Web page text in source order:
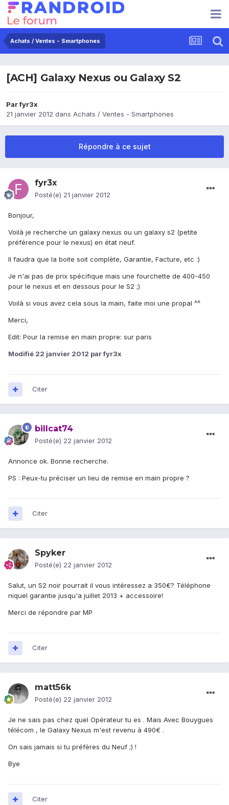
Achats / Ventes - Smartphones
[ACH] Galaxy Nexus ou Galaxy S2
Parfyr3x
21 janvier 2012 dans Achats / Ventes - Smartphones
Répondre à ce sujet
fyr3x
Posté(e) 21 janvier 2012
Bonjour,
Voilà je recherche un galaxy nexus ou un galaxy s2 (petite
préférence pour le nexus) en état neuf.
Il faudra que la boite soit complète, Garantie, Facture, etc :)
Je n'ai pas de prix spécifique mais une fourchette de 400-450
pour le nexus et en dessous pour le S2 ;)
Voilà si vous avez cela sous la main, faite moi une propal ^^
Merci,
Edit: Pour la remise en main propre: sur paris
Modifié 22 janvier 2012 par fyr3x
Citer
billcat74
Posté(e) 22 janvier 2012
Annonce ok. Bonne recherche.
PS : Peux-tu préciser un lieu de remise en main propre ?
Citer
Spyker
Posté(e) 22 janvier 2012
Salut, un S2 noir pourrait il vous intéressez a 350€? Téléphone
niquel garantie jusqu'a juillet 2013 + accessoire!
Merci de répondre par MP
Citer
matt56k
Posté(e) 22 janvier 2012
Je ne sais pas chez quel Opérateur tu es . Mais Avec Bouygues
télécom , le Galaxy Nexus m'est revenu à 490€ .
On sais jamais si tu préfères du Neuf ;) !
Bye
Citer